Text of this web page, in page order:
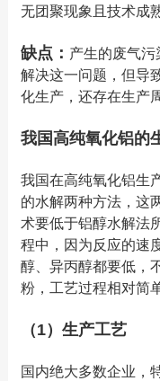
无团聚现象且技术成
缺点： 产生的废气
解决这一问题，但导
化生产，还存在生产
我国高纯氧化铝的
我国在高纯氧化铝生
的水解两种方法，这
术要低于铝醇水解法
程中，因为反应的速
醇、异丙醇都要低，
粉，工艺过程相对简
（1）生产工艺
国内绝大多数企业，